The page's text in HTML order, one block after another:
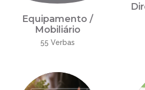
Equipamento /
Mobiliário
55 Verbas